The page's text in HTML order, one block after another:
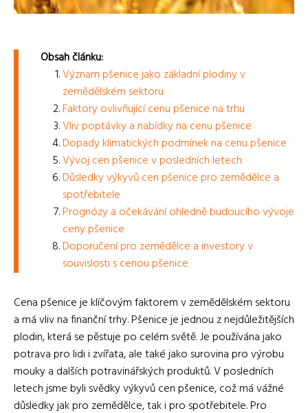
Obsah článku:
Význam pšenice jako základní plodiny v
zemědělském sektoru
Faktory ovlivňující cenu pšenice na trhu
Vliv poptávky a nabídky na cenu pšenice
Dopady klimatických podmínek na cenu pšenice
Vývoj cen pšenice v posledních letech
Důsledky výkyvů cen pšenice pro zemědělce a
spotřebitele
Prognózy a očekávání ohledně budoucího vývoje
ceny pšenice
Doporučení pro zemědělce a investory v
souvislosti s cenou pšenice
Cena pšenice je klíčovým faktorem v zemědělském sektoru
a má vliv na finanční trhy. Pšenice je jednou z nejdůležitějších
plodin, která se pěstuje po celém světě. Je používána jako
potrava pro lidi i zvířata, ale také jako surovina pro výrobu
mouky a dalších potravinářských produktů. V posledních
letech jsme byli svědky výkyvů cen pšenice, což má vážné
důsledky jak pro zemědělce, tak i pro spotřebitele. Pro